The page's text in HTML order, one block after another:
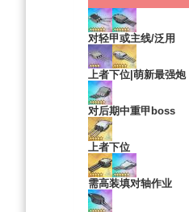
对轻甲或主线/泛用
上者下位|萌新最强炮
对后期中重甲boss
上者下位
需高装填对轴作业